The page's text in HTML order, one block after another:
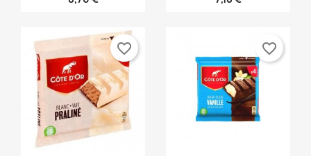
favorite_border favorite_border